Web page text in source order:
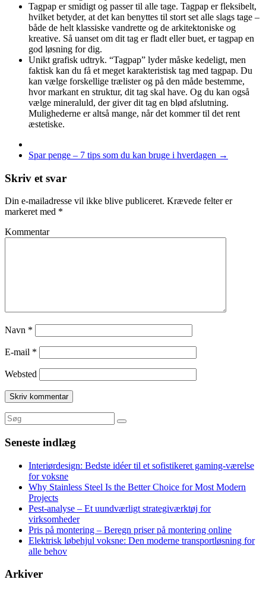
Tagpap er smidigt og passer til alle tage. Tagpap er fleksibelt,
hvilket betyder, at det kan benyttes til stort set alle slags tage –
både de helt klassiske vandrette og de arkitektoniske og
kreative. Så uanset om dit tag er fladt eller buet, er tagpap en
god løsning for dig.
Unikt grafisk udtryk. “Tagpap” lyder måske kedeligt, men
faktisk kan du få et meget karakteristisk tag med tagpap. Du
kan vælge forskellige trælister og på den måde bestemme,
hvor markant en struktur, dit tag skal have. Og du kan også
vælge mineraluld, der giver dit tag en blød afslutning.
Mulighederne er altså mange, når det kommer til det rent
æstetiske.
Spar penge – 7 tips som du kan bruge i hverdagen →
Skriv et svar
Din e-mailadresse vil ikke blive publiceret. Krævede felter er
markeret med *
Kommentar
Navn *
E-mail *
Websted
Seneste indlæg
Interiørdesign: Bedste idéer til et sofistikeret gaming-værelse
for voksne
Why Stainless Steel Is the Better Choice for Most Modern
Projects
Pest-analyse – Et uundværligt strategiværktøj for
virksomheder
Pris på montering – Beregn priser på montering online
Elektrisk løbehjul voksne: Den moderne transportløsning for
alle behov
Arkiver